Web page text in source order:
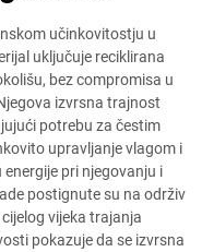
učinkovitostju u
uključuje reciklirana
bez compromisa u
izvrsna trajnost
potrebu za čestim
upravljanje vlagom i
pri njegovanju i
postignute su na održiv
vijeka trajanja
pokazuje da se izvrsna